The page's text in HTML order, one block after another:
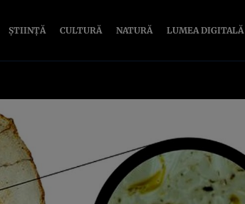
ȘTIINȚĂ CULTURĂ NATURĂ LUMEA DIGITALĂ